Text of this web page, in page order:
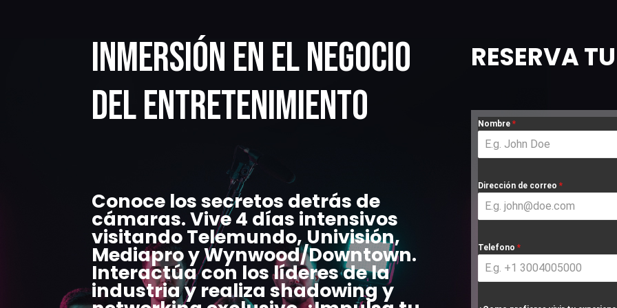
Inmersión en el Negocio
del Entretenimiento
Conoce los secretos detrás de
cámaras. Vive 4 días intensivos
visitandoTelemundo,Univisión,
MediaproyWynwood/Downtown.
Interactúa con los líderes de la
industria y realiza shadowingy
RESERVA
Nombre *
Dirección de correo *
Telefono *